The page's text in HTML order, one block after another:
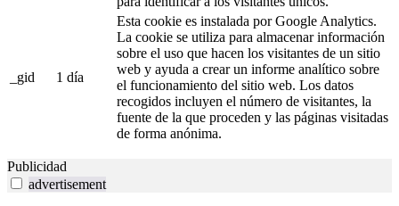
_gid 1 día
Esta cookie es instalada por Google Analytics.
La cookie se utiliza para almacenar información
sobre el uso que hacen los visitantes de un sitio
web y ayuda a crear un informe analítico sobre
el funcionamiento del sitio web. Los datos
recogidos incluyen el número de visitantes, la
fuente de la que proceden y las páginas visitadas
de forma anónima.
Publicidad
advertisement